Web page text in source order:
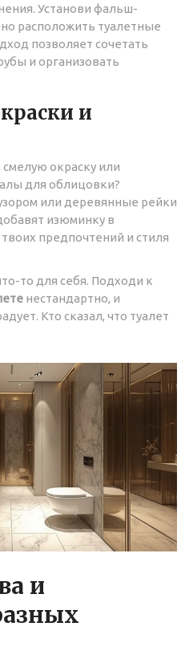
Установи фальш-
расположить туалетные
позволяет сочетать
и организовать
и
окраску или
для облицовки?
или деревянные рейки
изюминку в
предпочтений и стиля
то для себя. Подходи к
нестандартно, и
Кто сказал, что туалет
и